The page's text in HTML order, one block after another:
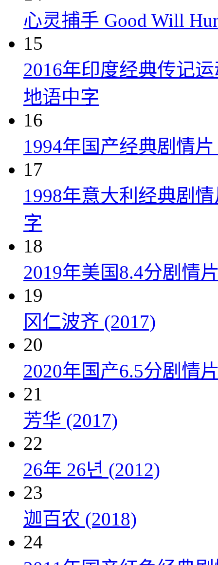
心灵捕手 Good Will
15
2016年印度经典传记
地语中字
16
1994年国产经典剧情
17
1998年意大利经典剧
字
18
2019年美国8.4分剧情
19
冈仁波齐 (2017)
20
2020年国产6.5分剧情
21
芳华 (2017)
22
26年 26년 (2012)
23
迦百农 (2018)
24